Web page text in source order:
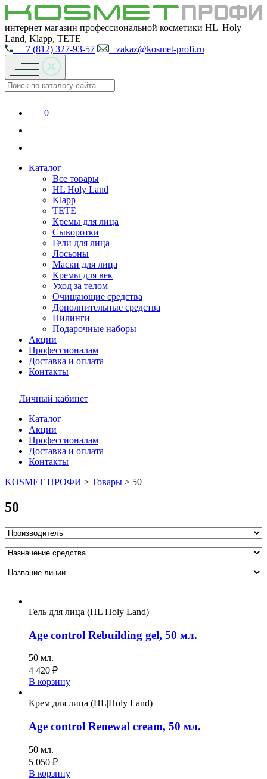
интернет магазин профессиональной косметики HL| Holy
Land, Klapp, TETE
+7 (812) 327-93-57
zakaz@kosmet-profi.ru
0
Каталог
Все товары
HL Holy Land
Klapp
TETE
Кремы для лица
Сыворотки
Гели для лица
Лосьоны
Маски для лица
Кремы для век
Уход за телом
Очищающие средства
Дополнительные средства
Пилинги
Подарочные наборы
Акции
Профессионалам
Доставка и оплата
Контакты
Личный кабинет
Каталог
Акции
Профессионалам
Доставка и оплата
Контакты
KOSMET ПРОФИ > Товары > 50
50
Гель для лица (HL|Holy Land)
Age control Rebuilding gel, 50 мл.
50 мл.
4 420 ₽
В корзину
Крем для лица (HL|Holy Land)
Age control Renewal cream, 50 мл.
50 мл.
5 050 ₽
В корзину